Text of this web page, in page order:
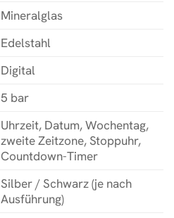
Mineralglas
Edelstahl
Digital
5 bar
Uhrzeit, Datum, Wochentag,
zweite Zeitzone, Stoppuhr,
Countdown-Timer
Silber / Schwarz (je nach
Ausführung)